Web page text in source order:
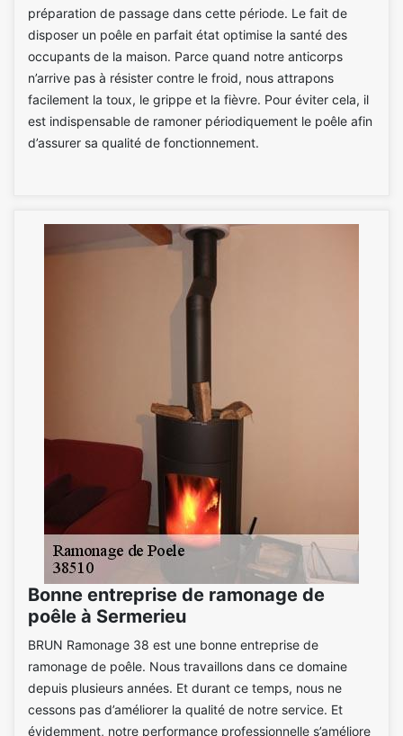
préparation de passage dans cette période. Le fait de
disposer un poêle en parfait état optimise la santé des
occupants de la maison. Parce quand notre anticorps
n’arrive pas à résister contre le froid, nous attrapons
facilement la toux, le grippe et la fièvre. Pour éviter cela, il
est indispensable de ramoner périodiquement le poêle afin
d’assurer sa qualité de fonctionnement.
Bonne entreprise de ramonage de
poêle à Sermerieu
BRUN Ramonage 38 est une bonne entreprise de
ramonage de poêle. Nous travaillons dans ce domaine
depuis plusieurs années. Et durant ce temps, nous ne
cessons pas d’améliorer la qualité de notre service. Et
évidemment, notre performance professionnelle s’améliore